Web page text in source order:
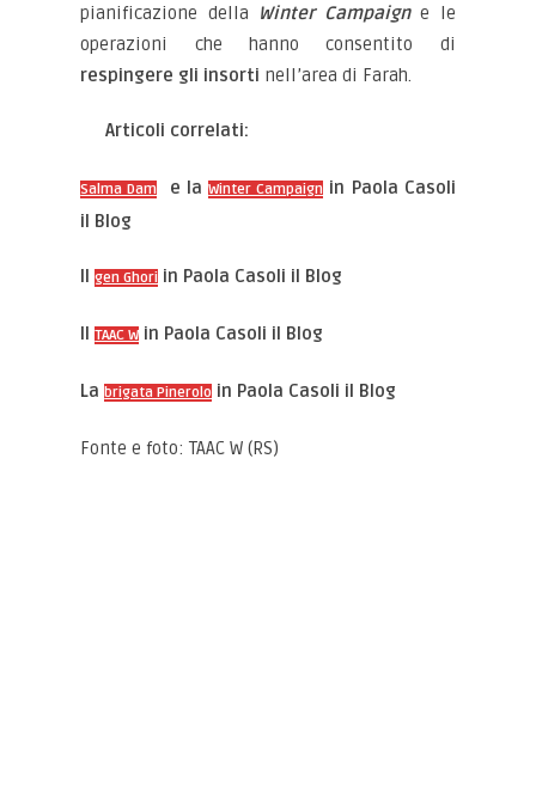
pianificazione della
Winter Campaigne le
operazioni che hanno consentito di
respingere gli insorti nell’area di Farah.
Articoli correlati:
Salma Dam e laWinter Campaign in Paola Casoli
il Blog
Ilgen Ghori in Paola Casoli il Blog
IlTAAC W in Paola Casoli il Blog
Labrigata Pinerolo in Paola Casoli il Blog
Fonte e foto: TAAC W (RS)